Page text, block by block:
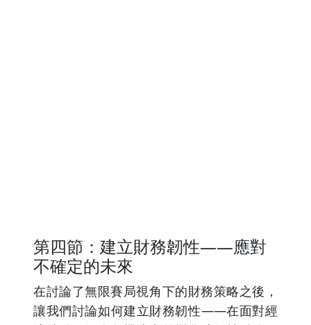
第四節：建立財務韌性——應對
不確定的未來
在討論了無限賽局視角下的財務策略之後，
讓我們討論如何建立財務韌性——在面對經